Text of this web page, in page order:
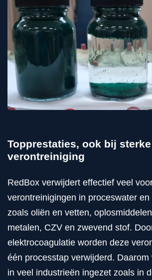
Topprestaties, ook bij sterke
verontreiniging
RedBox verwijdert effectief veel
verontreinigingen in proceswater
zoals oliën en vetten,
metalen, CZV en zwevend stof.
elektrocoagulatie worden deze
één processtap verwijderd. Daarom
in veel industrieën ingezet zoals in